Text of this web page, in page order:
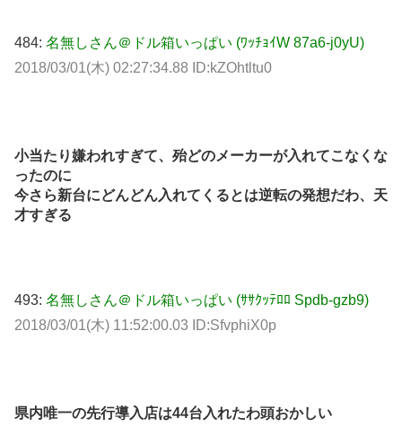
484: 名無しさん＠ドル箱いっぱい (ﾜｯﾁｮｲW 87a6-j0yU)
2018/03/01(木) 02:27:34.88 ID:kZOhtltu0
小当たり嫌われすぎて、殆どのメーカーが入れてこなくな
ったのに
今さら新台にどんどん入れてくるとは逆転の発想だわ、天
才すぎる
493: 名無しさん＠ドル箱いっぱい (ｻｻｸｯﾃﾛﾛ Spdb-gzb9)
2018/03/01(木) 11:52:00.03 ID:SfvphiX0p
県内唯一の先行導入店は44台入れたわ頭おかしい